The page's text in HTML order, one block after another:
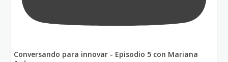
Conversando para innovar - Episodio 5 con Mariana